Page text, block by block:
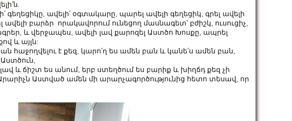
գեղեցիկը, ավելի՛ օգտակարը, պարել ավելի գեղեցիկ, գրել ավելի
ավելի բարձր որակավորում ունեցող մասնագետ՝ բժիշկ, ուսուցիչ,
և վերջապես, ավելի լավ քարոզել Աստծո Խոսքը, ապրել
և այլն:
բան հաջողվելու է քեզ, կարո՛ղ ես ամեն բան և կանե՛ս ամեն բան,
և ճիշտ ես անում, երբ ստեղծում ես բարիք և խիղճդ քեզ չի
Աստված ամեն մի արարչագործությունից հետո տեսավ, որ